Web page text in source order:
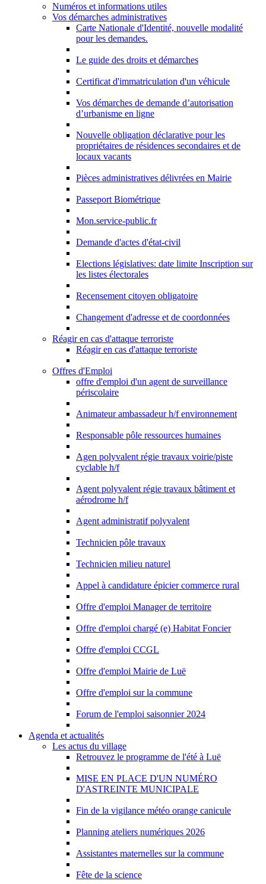
Numéros et informations utiles
Vos démarches administratives
Carte Nationale d'Identité, nouvelle modalité
pour les demandes.
Le guide des droits et démarches
Certificat d'immatriculation d'un véhicule
Vos démarches de demande d’autorisation
d’urbanisme en ligne
Nouvelle obligation déclarative pour les
propriétaires de résidences secondaires et de
locaux vacants
Pièces administratives délivrées en Mairie
Passeport Biométrique
Mon.service-public.fr
Demande d'actes d'état-civil
Elections législatives: date limite Inscription sur
les listes électorales
Recensement citoyen obligatoire
Changement d'adresse et de coordonnées
Réagir en cas d'attaque terroriste
Réagir en cas d'attaque terroriste
Offres d'Emploi
offre d'emploi d'un agent de surveillance
périscolaire
Animateur ambassadeur h/f environnement
Responsable pôle ressources humaines
Agen polyvalent régie travaux voirie/piste
cyclable h/f
Agent polyvalent régie travaux bâtiment et
aérodrome h/f
Agent administratif polyvalent
Technicien pôle travaux
Technicien milieu naturel
Appel à candidature épicier commerce rural
Offre d'emploi Manager de territoire
Offre d'emploi chargé (e) Habitat Foncier
Offre d'emploi CCGL
Offre d'emploi Mairie de Luë
Offre d'emploi sur la commune
Forum de l'emploi saisonnier 2024
Agenda et actualités
Les actus du village
Retrouvez le programme de l'été à Luë
MISE EN PLACE D'UN NUMÉRO
D'ASTREINTE MUNICIPALE
Fin de la vigilance météo orange canicule
Planning ateliers numériques 2026
Assistantes maternelles sur la commune
Fête de la science